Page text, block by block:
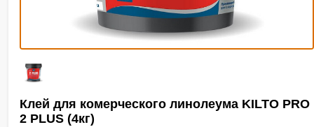
Клей для комерческого линолеума KILTO PRO
2 PLUS (4кг)